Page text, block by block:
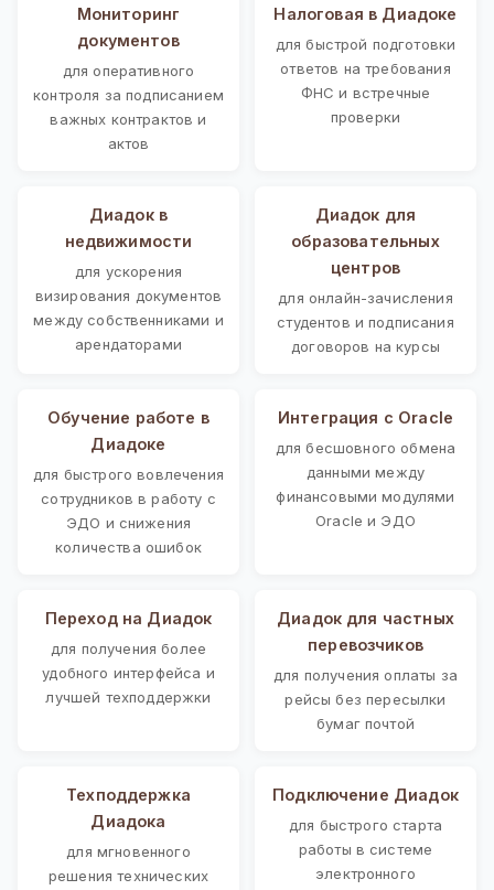
Мониторинг
документов
для оперативного
контроля за подписанием
важных контрактов и
актов
Налоговая в Диадоке
для быстрой подготовки
ответов на требования
ФНС и встречные
проверки
Диадок в
недвижимости
для ускорения
визирования документов
между собственниками и
арендаторами
Диадок для
образовательных
центров
для онлайн-зачисления
студентов и подписания
договоров на курсы
Обучение работе в
Диадоке
для быстрого вовлечения
сотрудников в работу с
ЭДО и снижения
количества ошибок
Интеграция с Oracle
для бесшовного обмена
данными между
финансовыми модулями
Oracle и ЭДО
Переход на Диадок
для получения более
удобного интерфейса и
лучшей техподдержки
Диадок для частных
перевозчиков
для получения оплаты за
рейсы без пересылки
бумаг почтой
Техподдержка
Диадока
для мгновенного
решения технических
Подключение Диадок
для быстрого старта
работы в системе
электронного